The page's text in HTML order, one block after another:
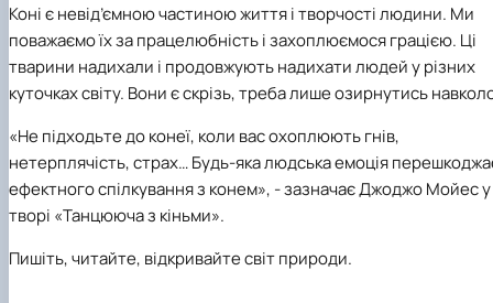
Коні є невід’ємною частиною життя і творчості людини. Ми
поважаємо їх за працелюбність і захоплюємося грацією. Ці
тварини надихали і продовжують надихати людей у різних
куточках світу. Вони є скрізь, треба лише озирнутись
«Не підходьте до конеї, коли вас охоплюють гнів,
нетерплячість, страх… Будь-яка людська емоція
ефектного спілкування з конем», - зазначає Джоджо Мойес у
творі «Танцююча з кіньми».
Пишіть, читайте, відкривайте світ природи.